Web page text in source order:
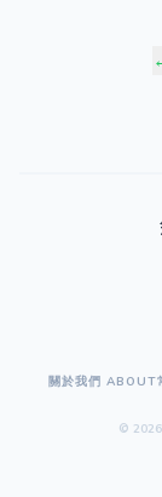
關於我們 ABOUT
©